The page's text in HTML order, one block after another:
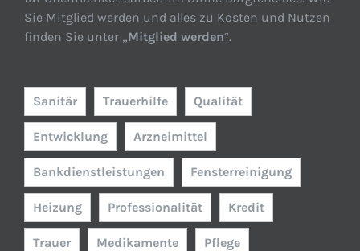
Sie Mitglied werden und alles zu Kosten und Nutzen
finden Sie unter „Mitglied werden“.
Sanitär Trauerhilfe Qualität
Entwicklung Arzneimittel
Bankdienstleistungen Fensterreinigung
Heizung Professionalität Kredit
Trauer Medikamente Pflege